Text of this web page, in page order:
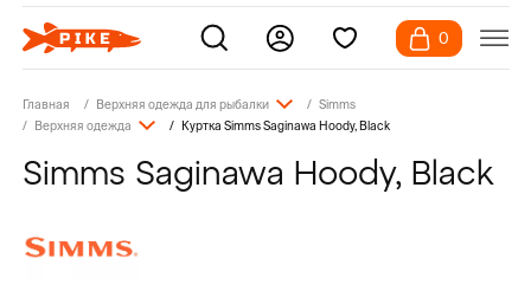
0
Главная Верхняя одежда для рыбалки
Simms
Верхняя одежда
Куртка Simms Saginawa Hoody, Black
Simms Saginawa Hoody, Black